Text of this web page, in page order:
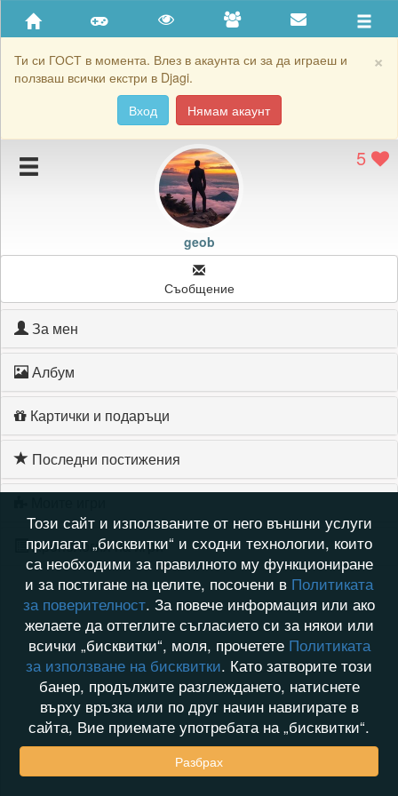
×
Ти си ГОСТ в момента. Влез в акаунта си за да играеш и
ползваш всички екстри в Djagi.
Вход
Нямам акаунт
Приятели
Хронология на игри
Подаръците на geob 5
geob
Съобщение
За мен
Албум
Картички и подаръци
Последни постижения
Хронология на игри
Този сайт и използваните от него външни услуги
прилагат „бисквитки“ и сходни технологии, които
са необходими за правилното му функциониране
и за постигане на целите, посочени в Политиката
за поверителност. За повече информация или ако
желаете да оттеглите съгласието си за някои или
всички „бисквитки“, моля, прочетете Политиката
за използване на бисквитки. Като затворите този
банер, продължите разглеждането, натиснете
върху връзка или по друг начин навигирате в
сайта, Вие приемате употребата на „бисквитки“.
Разбрах